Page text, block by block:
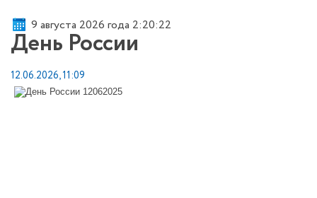
9 августа 2026 года 2:20:22
День России
12.06.2026, 11:09